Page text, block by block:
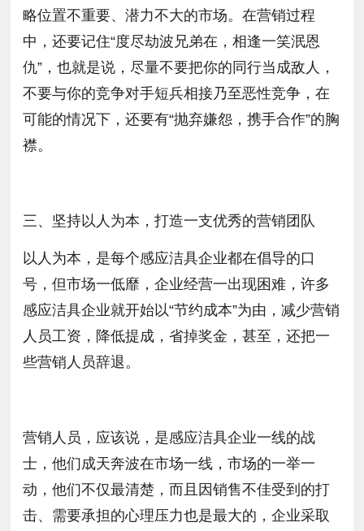
略位置不重要、潜力不大的市场。在营销过程
中，还要记住“度尽劫波兄弟在，相逢一笑泯恩
仇”，也就是说，尽量不要把你的同行当成敌人，
不要与你的竞争对手短兵相接乃至恶性竞争，在
可能的情况下，还要有“抛弃嫌怨，携手合作”的胸
襟。
三、坚持以人为本，打造一支优秀的营销团队
以人为本，是每个感应洁具企业都在倡导的口
号，但市场一低靡，企业经营一出现困难，许多
感应洁具企业就开始以“节约成本”为由，减少营销
人员工资，降低提成，省掉奖金，甚至，还把一
些营销人员辞退。
营销人员，应该说，是感应洁具企业一线的战
士，他们成天奔波在市场一线，市场的一举一
动，他们不仅最清楚，而且因销售不佳受到的打
击、需要承担的心理压力也是最大的，企业采取